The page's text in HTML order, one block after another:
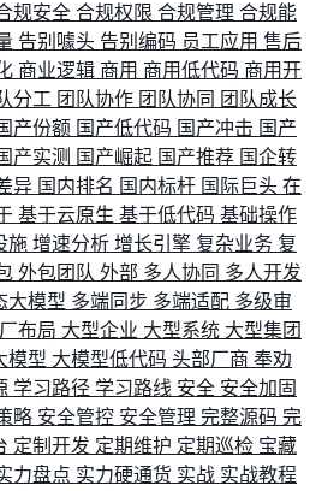
规安全 合规权限 合规管理 合规能
告别噱头 告别编码 员工应用 售后
商业逻辑 商用 商用低代码 商用开
分工 团队协作 团队协同 团队成长
产份额 国产低代码 国产冲击 国产
产实测 国产崛起 国产推荐 国企转
异 国内排名 国内标杆 国际巨头 在
基于云原生 基于低代码 基础操作
施 增速分析 增长引擎 复杂业务 复
外包团队 外部 多人协同 多人开发
大模型 多端同步 多端适配 多级审
布局 大型企业 大型系统 大型集团
模型 大模型低代码 头部厂商 奉劝
学习路径 学习路线 安全 安全加固
略 安全管控 安全管理 完整源码 完
定制开发 定期维护 定期巡检 宝藏
力盘点 实力硬通货 实战 实战教程